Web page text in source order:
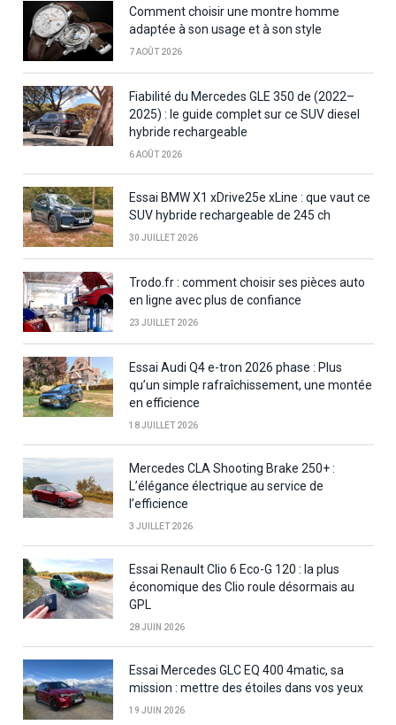
Comment choisir une montre homme
adaptée à son usage et à son style
7 AOÛT 2026
Fiabilité du Mercedes GLE 350 de (2022–
2025) : le guide complet sur ce SUV diesel
hybride rechargeable
6 AOÛT 2026
Essai BMW X1 xDrive25e xLine : que vaut ce
SUV hybride rechargeable de 245 ch
30 JUILLET 2026
Trodo.fr : comment choisir ses pièces auto
en ligne avec plus de confiance
23 JUILLET 2026
Essai Audi Q4 e-tron 2026 phase : Plus
qu’un simple rafraîchissement, une montée
en efficience
18 JUILLET 2026
Mercedes CLA Shooting Brake 250+ :
L’élégance électrique au service de
l’efficience
3 JUILLET 2026
Essai Renault Clio 6 Eco-G 120 : la plus
économique des Clio roule désormais au
GPL
28 JUIN 2026
Essai Mercedes GLC EQ 400 4matic, sa
mission : mettre des étoiles dans vos yeux
19 JUIN 2026